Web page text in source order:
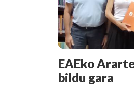
EAEko
bildu gara